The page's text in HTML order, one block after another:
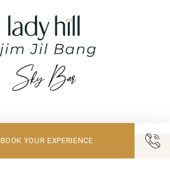
BOOK YOUR EXPERIENCE
TRANG CHỦ